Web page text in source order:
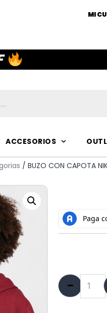
MI
ACCESORIOS
/ BUZO CON CAPOTA